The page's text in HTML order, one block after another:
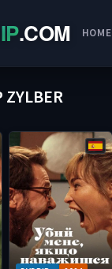
.COM HOME
ZYLBER